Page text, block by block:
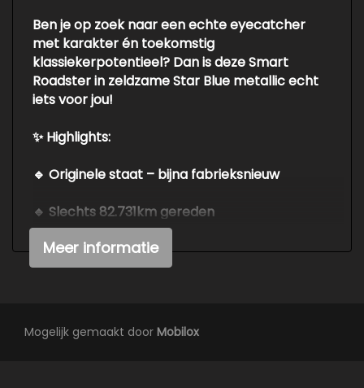
Ben je op zoek naar een echte eyecatcher
met karakter én toekomstig
klassiekerpotentieel? Dan is deze Smart
Roadster in zeldzame Star Blue metallic echt
iets voor jou!
✨ Highlights:
🔹 Originele staat – bijna fabrieksnieuw
🔹 Slechts 82.731km gereden
🔹 Perfect onderhouden
🔹 Bouwjaar valt onder youngtimer-regeling
Meer informatie
Mogelijk gemaakt door Mobilox